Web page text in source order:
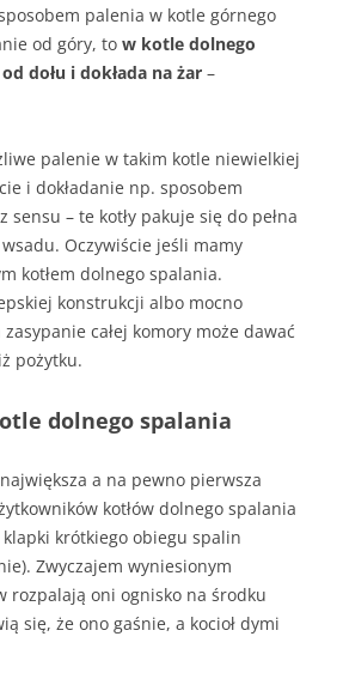
palenia w kotle górnego
od góry, to w kotle dolnego
dołu i dokłada na żar –
palenie w takim kotle niewielkiej
i dokładanie np. sposobem
sensu – te kotły pakuje się do pełna
Oczywiście jeśli mamy
kotłem dolnego spalania.
konstrukcji albo mocno
całej komory może dawać
pożytku.
dolnego spalania
a na pewno pierwsza
kotłów dolnego spalania
krótkiego obiegu spalin
Zwyczajem wyniesionym
rozpalają oni ognisko na środku
się, że ono gaśnie, a kocioł dymi